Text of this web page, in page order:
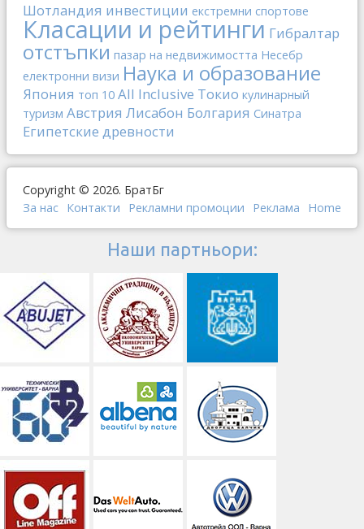
Шотландия инвестиции екстремни спортове
Класации и рейтинги Гибралтар
отстъпки пазар на недвижимостта Несебр
електронни визи Наука и образование
Япония топ 10 All Inclusive Токио кулинарный
туризм Австрия Лисабон Болгария Синатра
Египетские древности
Copyright © 2026. БратБг
За нас Контакти Рекламни промоции Реклама Home
Наши партньори: